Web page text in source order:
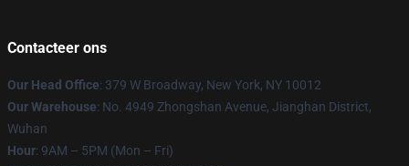
Contacteer ons
Our Head Office: 379 W Broadway, New York, NY 10012
Our Warehouse: No. 4949 Zhongshan Avenue, Jianghan District,
Wuhan
Hour: 9AM – 5PM (Mon – Fri)